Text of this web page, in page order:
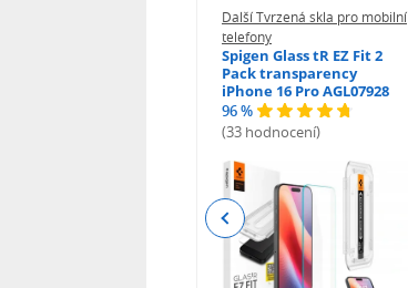
Další Tvrzená skla pro mobilní
telefony
Spigen Glass tR EZ Fit 2
Pack transparency
iPhone 16 Pro AGL07928
96 %
(33 hodnocení)
Previous